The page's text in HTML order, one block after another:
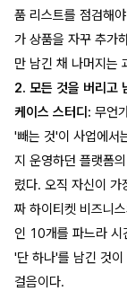
품 리스트를 점검해
가 상품을 자꾸 추가
만 남긴 채 나머지는
2. 모든 것을 버리고
케이스 스터디: 무언
'빼는 것'이 사업에서
지 운영하던 플랫폼
렸다. 오직 자신이 가
짜 하이티켓 비즈니
인 10개를 파느라 시
'단 하나'를 남긴 것
걸음이다.